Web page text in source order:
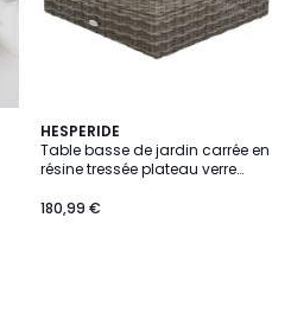
HESPERIDE
Table basse de jardin carrée en
résine tressée plateau verre
180,99 €